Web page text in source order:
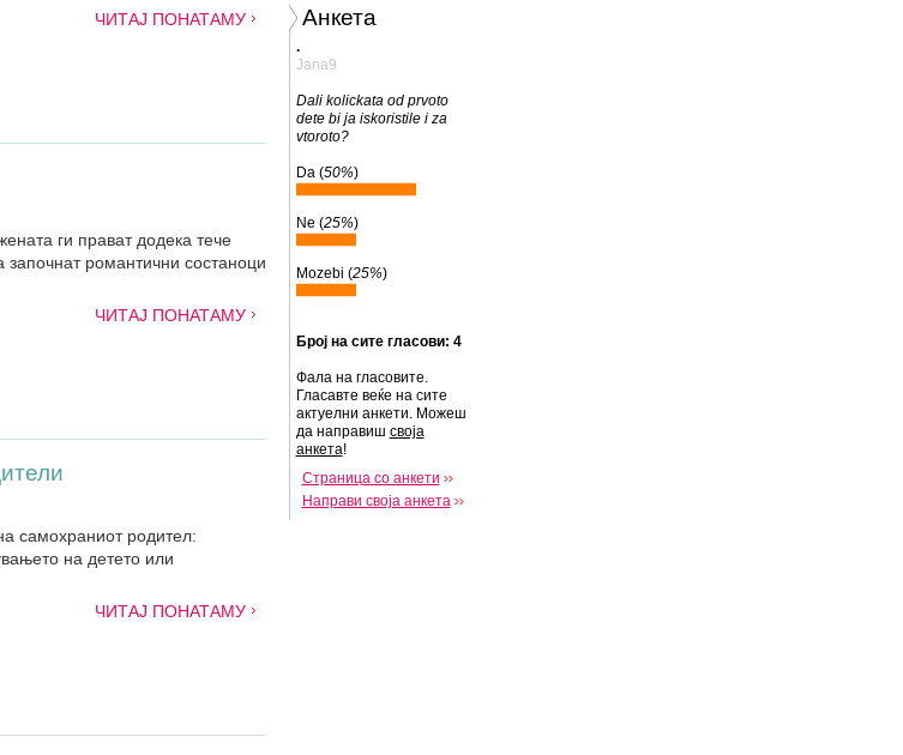
ЧИТАЈ ПОНАТАМУ
ги прават додека тече
започнат романтични состаноци
ЧИТАЈ ПОНАТАМУ
самохраниот родител:
на детето или
ЧИТАЈ ПОНАТАМУ
Анкета
.
Jana9
Dali kolickata od prvoto
dete bi ja iskoristile i za
vtoroto?
Da (50%)
Ne (25%)
Mozebi (25%)
Број на сите гласови: 4
Фала на гласовите.
Гласавте веќе на сите
актуелни анкети. Можеш
да направиш своја
анкета!
Страница со анкети
Направи своја анкета